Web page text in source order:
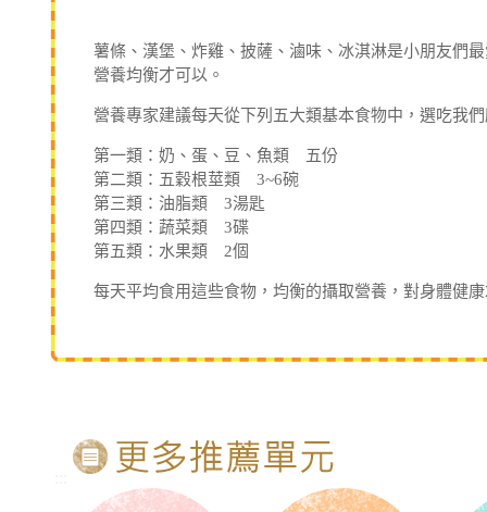
薯條、漢堡、炸雞、披薩、滷味、冰淇淋是小朋友們
營養均衡才可以。
營養專家建議每天從下列五大類基本食物中，選吃我
第一類：奶、蛋、豆、魚類 五份
第二類：五穀根莖類 3~6碗
第三類：油脂類 3湯匙
第四類：蔬菜類 3碟
第五類：水果類 2個
每天平均食用這些食物，均衡的攝取營養，對身體健